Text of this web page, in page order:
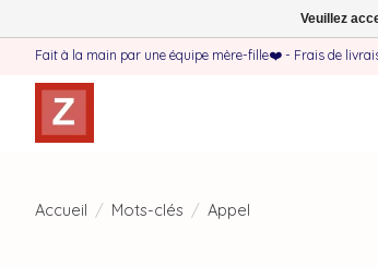
Fait à la main par une équipe mère-fille❤️ - Frais de
Accueil / Mots-clés / Appel
Veuillez